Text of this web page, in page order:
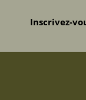
Inscrivez-